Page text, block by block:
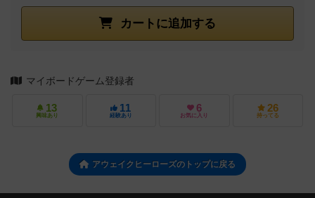
カートに追加する
マイボードゲーム登録者
13
興味あり
11
経験あり
6
お気に入り
26
持ってる
アウェイクヒーローズのトップに戻る